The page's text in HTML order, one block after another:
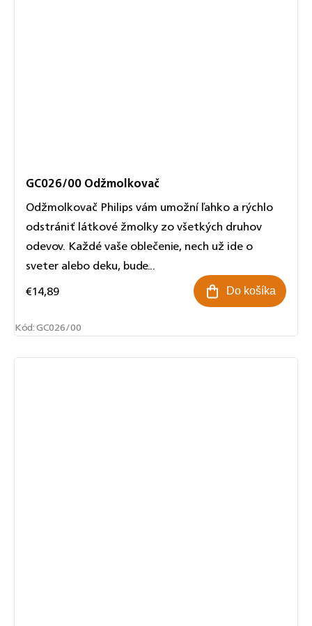
GC026/00 Odžmolkovač
€14,89 Do košíka
Odžmolkovač Philips vám umožní ľahko a rýchlo
odstrániť látkové žmolky zo všetkých druhov
odevov. Každé vaše oblečenie, nech už ide o
sveter alebo deku, bude...
Kód:GC026/00